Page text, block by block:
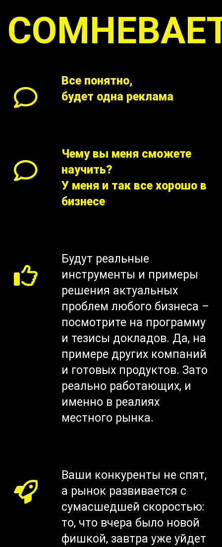
Все понятно,
будет одна реклама
Чему вы меня сможете
научить?
У меня и так все хорошо в
бизнесе
Будут реальные
инструменты и примеры
решения актуальных
проблем любого бизнеса –
посмотрите на программу
и тезисы докладов. Да, на
примере других компаний
и готовых продуктов. Зато
реально работающих, и
именно в реалиях
местного рынка.
Ваши конкуренты не спят,
а рынок развивается с
сумасшедшей скоростью:
то, что вчера было новой
фишкой, завтра уже уйдет